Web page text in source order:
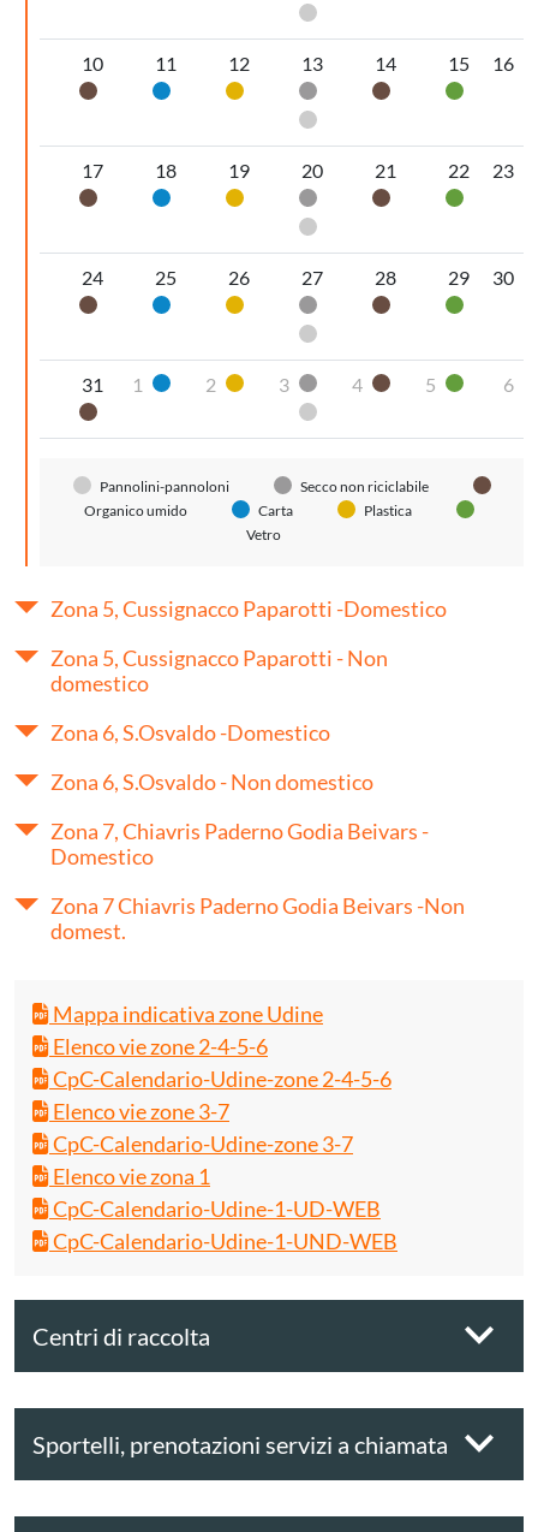
Pannolini-pannoloni
10
Organico umido
11
Carta
12
Plastica
13
Secco non riciclabile
Pannolini-pannoloni
14
Organico umido
15
Vetro
16
17
Organico umido
18
Carta
19
Plastica
20
Secco non riciclabile
Pannolini-pannoloni
21
Organico umido
22
Vetro
23
24
Organico umido
25
Carta
26
Plastica
27
Secco non riciclabile
Pannolini-pannoloni
28
Organico umido
29
Vetro
30
31
Organico umido
1 Carta
2 Plastica
3
Secco non riciclabile
Pannolini-pannoloni
4 Organico umido
5 Vetro6
Pannolini-pannoloni
Secco non riciclabile
Organico umido
Carta
Plastica
Vetro
Zona 5, Cussignacco Paparotti -Domestico
Zona 5, Cussignacco Paparotti - Non
domestico
Zona 6, S.Osvaldo -Domestico
Zona 6, S.Osvaldo - Non domestico
Zona 7, Chiavris Paderno Godia Beivars -
Domestico
Zona 7 Chiavris Paderno Godia Beivars -Non
domest.
Mappa indicativa zone Udine
Elenco vie zone 2-4-5-6
CpC-Calendario-Udine-zone 2-4-5-6
Elenco vie zone 3-7
CpC-Calendario-Udine-zone 3-7
Elenco vie zona 1
CpC-Calendario-Udine-1-UD-WEB
CpC-Calendario-Udine-1-UND-WEB
Centri di raccolta
Sportelli, prenotazioni servizi a chiamata